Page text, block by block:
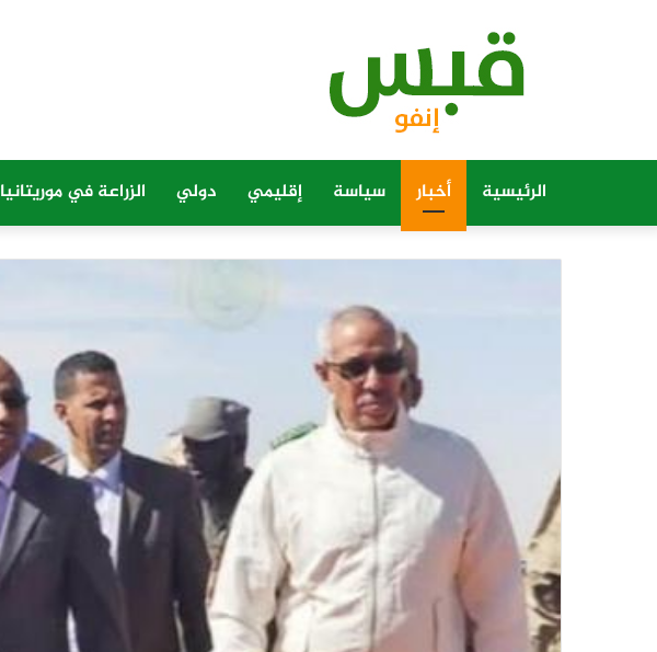
الرئيسية أخبار سياسة إقليمي دولي الزراعة في موريتانيا